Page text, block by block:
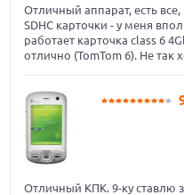
Отличный аппарат, есть
SDHC карточки - у меня
работает карточка class 6
отлично (TomTom 6). Не так
Отличный КПК. 9-ку ставлю